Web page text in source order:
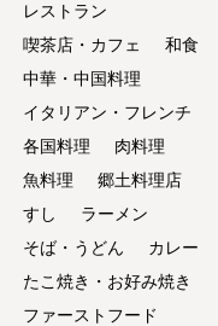
レストラン
喫茶店・カフェ
和食
中華・中国料理
イタリアン・フレンチ
各国料理
肉料理
魚料理
郷土料理店
すし
ラーメン
そば・うどん
カレー
たこ焼き・お好み焼き
ファーストフード